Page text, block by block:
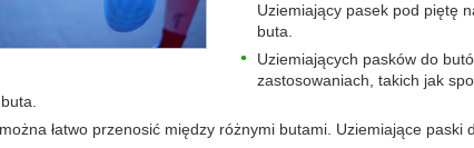
Uziemiający pasek pod piętę
buta.
Uziemiających pasków do
zastosowaniach, takich jak
łatwo przenosić między różnymi butami. Uziemiające paski